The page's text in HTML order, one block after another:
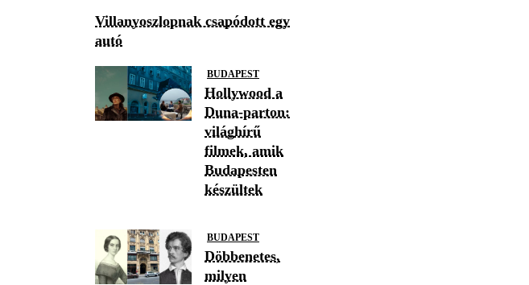
Villanyoszlopnak csapódott egy
autó
BUDAPEST
Hollywood a
Duna-parton:
világhírű
filmek, amik
Budapesten
készültek
BUDAPEST
Döbbenetes,
milyen